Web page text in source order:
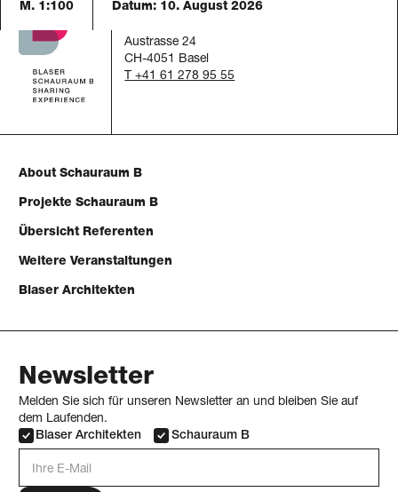
M. 1:100 Datum: 10. August 2026
Schauraum B
Austrasse 24
CH-4051 Basel
T +41 61 278 95 55
About Schauraum B
Projekte Schauraum B
Übersicht Referenten
Weitere Veranstaltungen
Blaser Architekten
Newsletter
Melden Sie sich für unseren Newsletter an und bleiben Sie auf
dem Laufenden.
Blaser Architekten
Schauraum B